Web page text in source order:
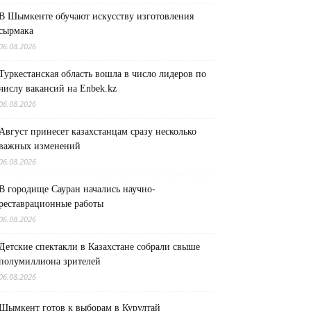
Шымкенте обучают искусству изготовления
область вошла в число лидеров по
вакансий на Enbek.kz
принесет казахстанцам сразу несколько
изменений
городище Сауран начались научно-
работы
спектакли в Казахстане собрали свыше
зрителей
готов к выборам в Курултай